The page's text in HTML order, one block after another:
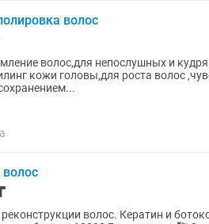
волос
волос,для непослушных и
волос
волос. Кератин и ботокс волос. Любая длина и